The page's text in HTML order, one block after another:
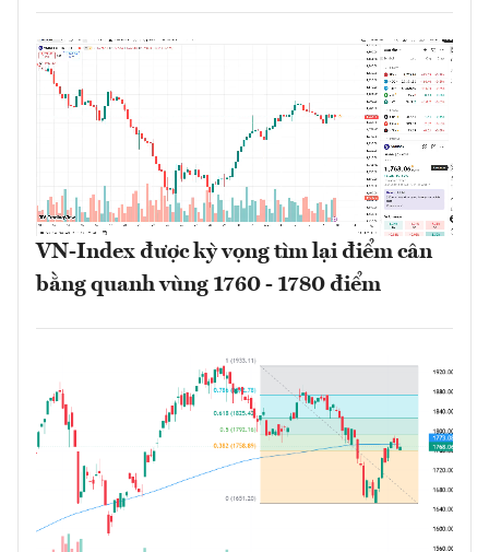
VN-Index được kỳ vọng tìm lại điểm cân
bằng quanh vùng 1760 - 1780 điểm